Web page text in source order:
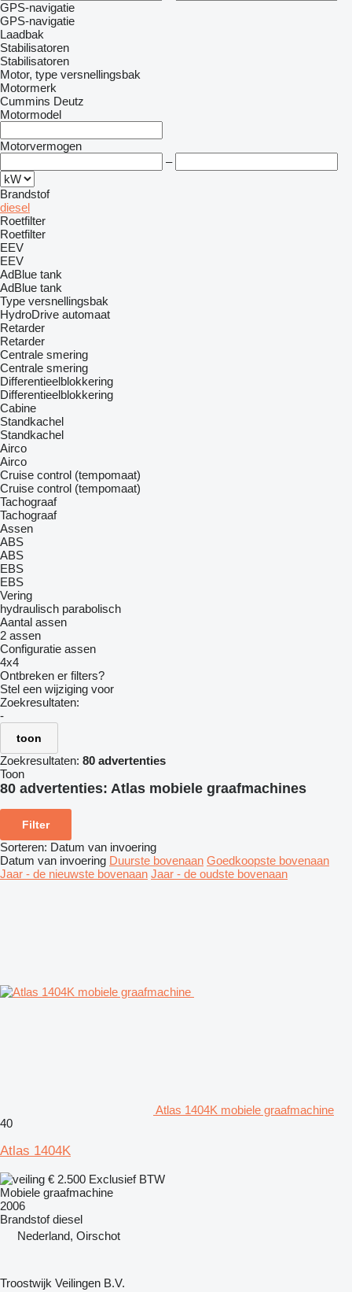
GPS-navigatie
GPS-navigatie
Laadbak
Stabilisatoren
Stabilisatoren
Motor, type versnellingsbak
Motormerk
Cummins Deutz
Motormodel
Motorvermogen
–
Brandstof
diesel
Roetfilter
Roetfilter
EEV
EEV
AdBlue tank
AdBlue tank
Type versnellingsbak
HydroDrive automaat
Retarder
Retarder
Centrale smering
Centrale smering
Differentieelblokkering
Differentieelblokkering
Cabine
Standkachel
Standkachel
Airco
Airco
Cruise control (tempomaat)
Cruise control (tempomaat)
Tachograaf
Tachograaf
Assen
ABS
ABS
EBS
EBS
Vering
hydraulisch parabolisch
Aantal assen
2 assen
Configuratie assen
4x4
Ontbreken er filters?
Stel een wijziging voor
Zoekresultaten:
-
toon
Zoekresultaten: 80 advertenties
Toon
80 advertenties: Atlas mobiele graafmachines
Filter
Sorteren: Datum van invoering
Datum van invoering Duurste bovenaan Goedkoopste bovenaan
Jaar - de nieuwste bovenaan Jaar - de oudste bovenaan
Atlas 1404K mobiele graafmachine
40
Atlas 1404K
€ 2.500 Exclusief BTW
Mobiele graafmachine
2006
Brandstof diesel
Nederland, Oirschot
Troostwijk Veilingen B.V.